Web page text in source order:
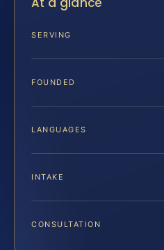
SERVING
FOUNDED
LANGUAGES
INTAKE
CONSULTATION